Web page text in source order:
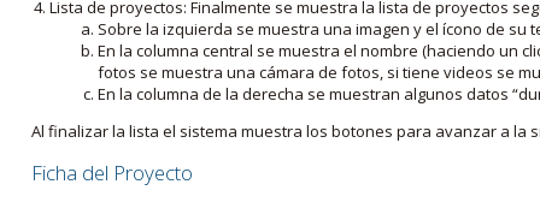
Lista de proyectos: Finalmente se muestra la lista de proyectos
Sobre la izquierda se muestra una imagen y el ícono de su
En la columna central se muestra el nombre (haciendo un
fotos se muestra una cámara de fotos, si tiene videos se
En la columna de la derecha se muestran algunos datos
Al finalizar la lista el sistema muestra los botones para avanzar a la
Ficha del Proyecto